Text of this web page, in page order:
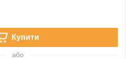
Купити
або